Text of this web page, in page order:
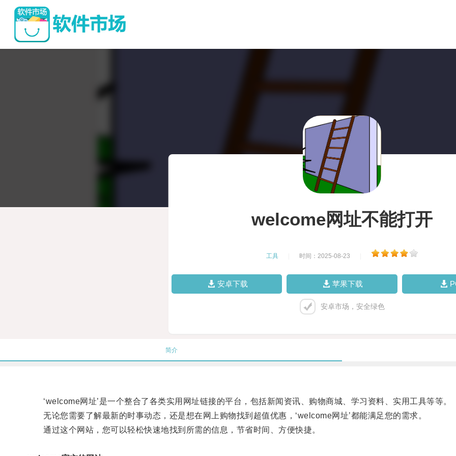
welcome网址不能打开
工具 时间：2025-08-23
安卓下载 苹果下载
安卓市场，安全绿色
简介
‘welcome网址’是一个整合了各类实用网址链接的平台，包括新闻资讯、购物商城、学习资料、实用工具等等。
无论您需要了解最新的时事动态，还是想在网上购物找到超值优惠，‘welcome网址’都能满足您的需求。
通过这个网站，您可以轻松快速地找到所需的信息，节省时间、方便快捷。